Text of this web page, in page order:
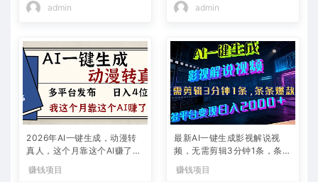
admin admin
2026年AI一键生成，动漫转
真人，这个月靠这个AI赚了2
赚钱项目
最新AI一键生成影视解说视
频，无需剪辑3分钟1条，条条
+
赚钱项目